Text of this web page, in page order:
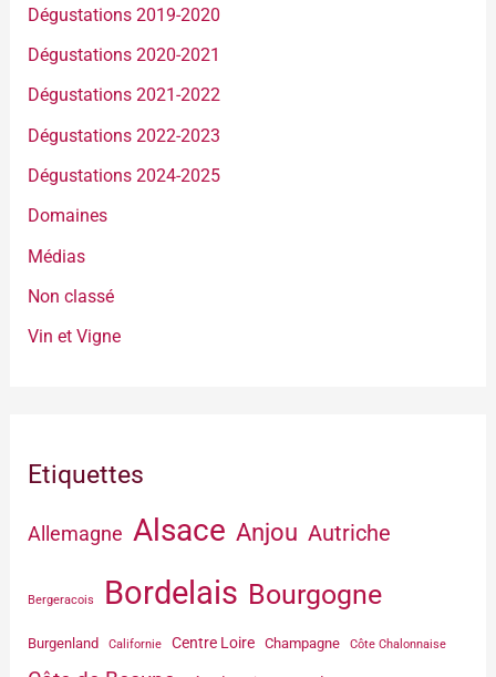
Dégustations 2019-2020
Dégustations 2020-2021
Dégustations 2021-2022
Dégustations 2022-2023
Dégustations 2024-2025
Domaines
Médias
Non classé
Vin et Vigne
Etiquettes
Allemagne Alsace Anjou Autriche
Bergeracois Bordelais Bourgogne
Burgenland Californie Centre Loire Champagne Côte Chalonnaise